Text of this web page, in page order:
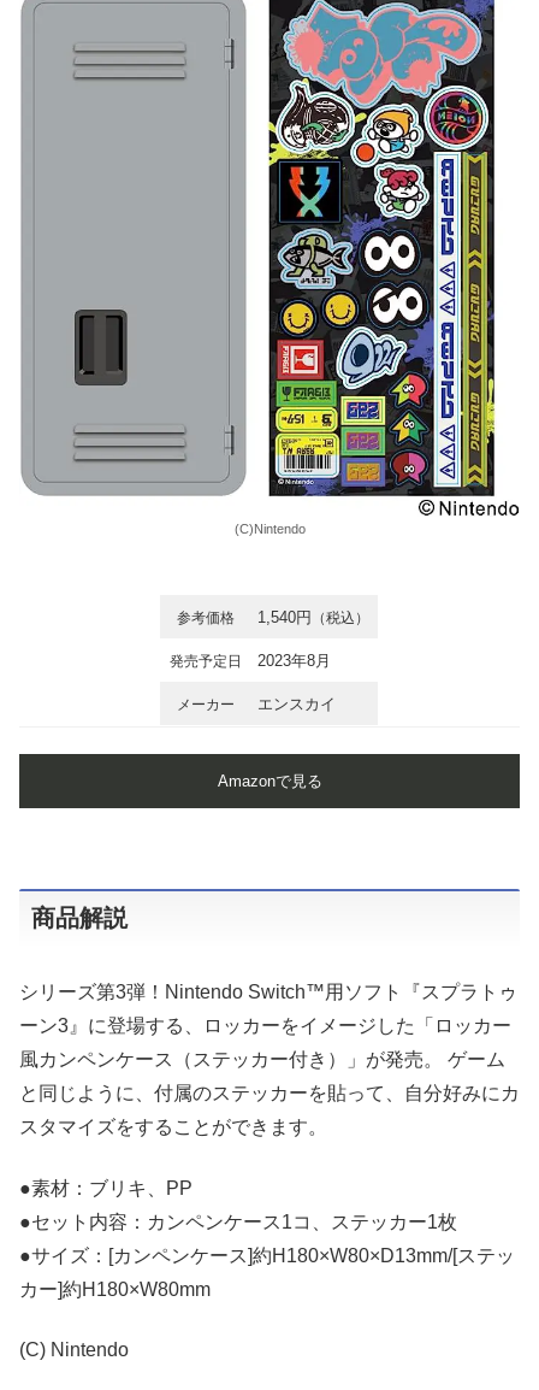
(C)Nintendo
参考価格 1,540円 （税込）
発売予定日 2023年8月
メーカー エンスカイ
Amazonで見る
商品解説
シリーズ第3弾！Nintendo Switch™用ソフト『スプラトゥ
ーン3』に登場する、ロッカーをイメージした「ロッカー
風カンペンケース（ステッカー付き）」が発売。 ゲーム
と同じように、付属のステッカーを貼って、自分好みにカ
スタマイズをすることができます。
●素材：ブリキ、PP
●セット内容：カンペンケース1コ、ステッカー1枚
●サイズ：[カンペンケース]約H180×W80×D13mm/[ステッ
カー]約H180×W80mm
(C) Nintendo